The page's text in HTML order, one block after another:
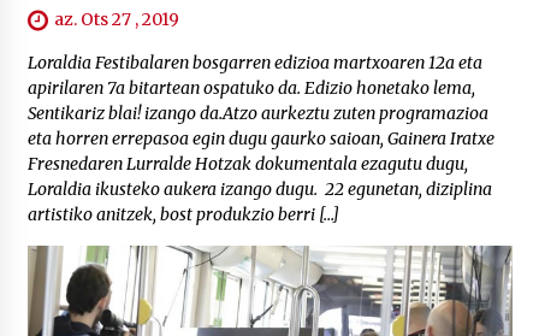
az. Ots 27 , 2019
Loraldia Festibalaren bosgarren edizioa martxoaren 12a eta
apirilaren 7a bitartean ospatuko da. Edizio honetako lema,
Sentikariz blai! izango da.Atzo aurkeztu zuten programazioa
eta horren errepasoa egin dugu gaurko saioan, Gainera Iratxe
Fresnedaren Lurralde Hotzak dokumentala ezagutu dugu,
Loraldia ikusteko aukera izango dugu. 22 egunetan, diziplina
artistiko anitzek, bost produkzio berri […]